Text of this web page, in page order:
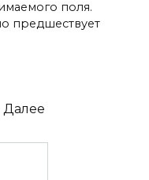
поля.
предшествует
Далее